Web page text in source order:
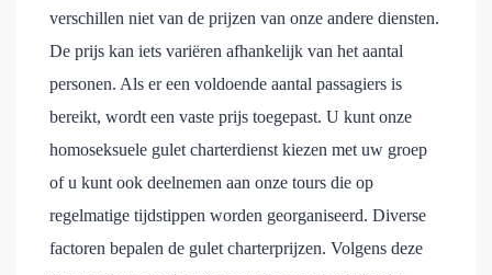
verschillen niet van de prijzen van onze andere diensten.
De prijs kan iets variëren afhankelijk van het aantal
personen. Als er een voldoende aantal passagiers is
bereikt, wordt een vaste prijs toegepast. U kunt onze
homoseksuele gulet charterdienst kiezen met uw groep
of u kunt ook deelnemen aan onze tours die op
regelmatige tijdstippen worden georganiseerd. Diverse
factoren bepalen de gulet charterprijzen. Volgens deze